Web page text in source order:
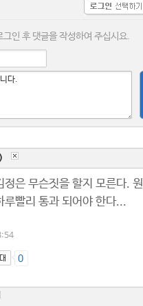
그인 후 댓글을 작성하여 주십시요.
정은 무슨짓을 할지 모른다.
루빨리 통과 되어야 한다...
0